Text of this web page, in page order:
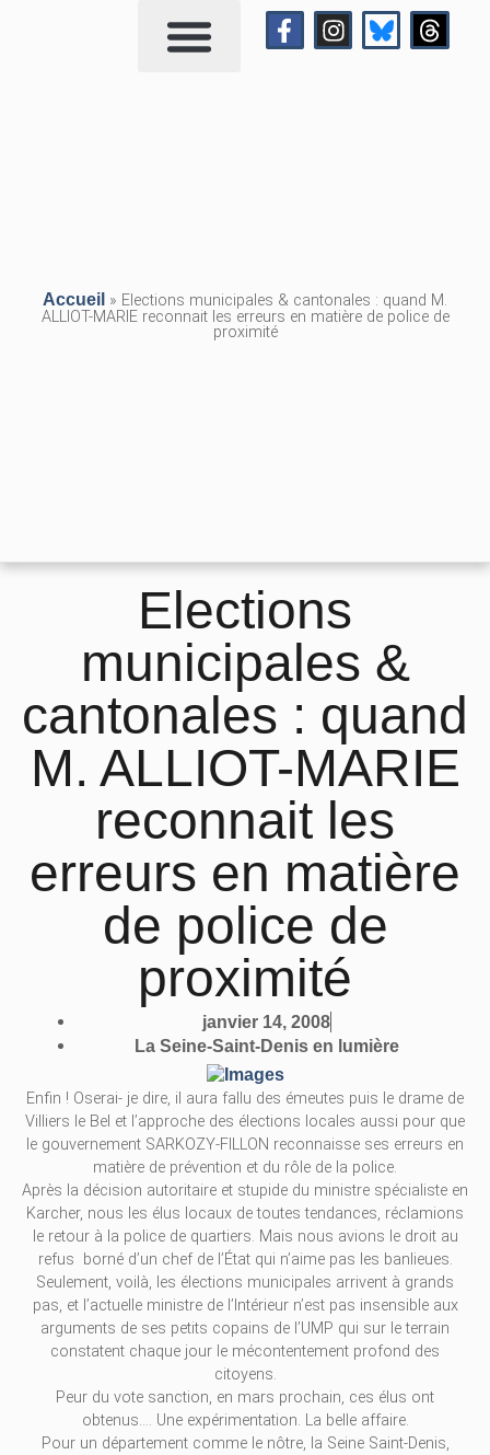
Accueil » Elections municipales & cantonales : quand M.
ALLIOT-MARIE reconnait les erreurs en matière de police de
proximité
Elections
municipales &
cantonales : quand
M. ALLIOT-MARIE
reconnait les
erreurs en matière
de police de
proximité
janvier 14, 2008
La Seine-Saint-Denis en lumière
Enfin ! Oserai- je dire, il aura fallu des émeutes puis le drame de
Villiers le Bel et l’approche des élections locales aussi pour que
le gouvernement SARKOZY-FILLON reconnaisse ses erreurs en
matière de prévention et du rôle de la police.
Après la décision autoritaire et stupide du ministre spécialiste en
Karcher, nous les élus locaux de toutes tendances, réclamions
le retour à la police de quartiers. Mais nous avions le droit au
refus borné d’un chef de l’État qui n’aime pas les banlieues.
Seulement, voilà, les élections municipales arrivent à grands
pas, et l’actuelle ministre de l’Intérieur n’est pas insensible aux
arguments de ses petits copains de l’UMP qui sur le terrain
constatent chaque jour le mécontentement profond des
citoyens.
Peur du vote sanction, en mars prochain, ces élus ont
obtenus…. Une expérimentation. La belle affaire.
Pour un département comme le nôtre, la Seine Saint-Denis,